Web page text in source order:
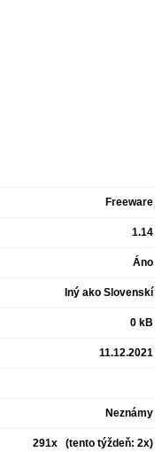
Freeware
1.14
Áno
Iný ako Slovenskí
0 kB
11.12.2021
Neznámy
291x (tento týždeň: 2x)